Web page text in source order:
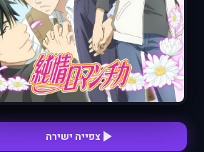
צפייה ישירה